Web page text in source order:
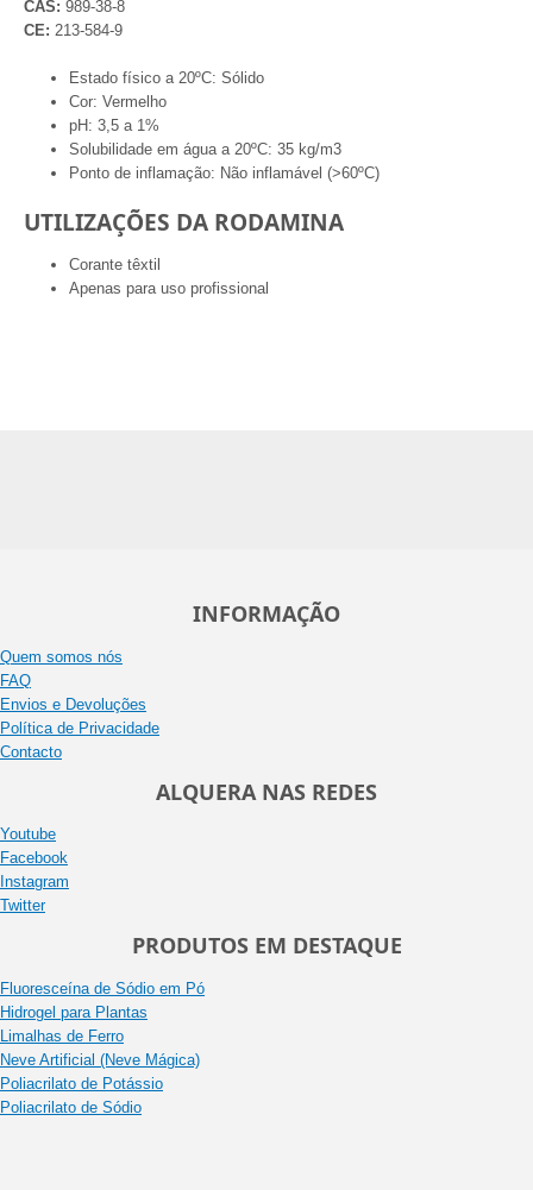
CAS: 989-38-8
CE: 213-584-9
Estado físico a 20ºC: Sólido
Cor: Vermelho
pH: 3,5 a 1%
Solubilidade em água a 20ºC: 35 kg/m3
Ponto de inflamação: Não inflamável (>60ºC)
UTILIZAÇÕES DA RODAMINA
Corante têxtil
Apenas para uso profissional
INFORMAÇÃO
Quem somos nós
FAQ
Envios e Devoluções
Política de Privacidade
Contacto
ALQUERA NAS REDES
Youtube
Facebook
Instagram
Twitter
PRODUTOS EM DESTAQUE
Fluoresceína de Sódio em Pó
Hidrogel para Plantas
Limalhas de Ferro
Neve Artificial (Neve Mágica)
Poliacrilato de Potássio
Poliacrilato de Sódio